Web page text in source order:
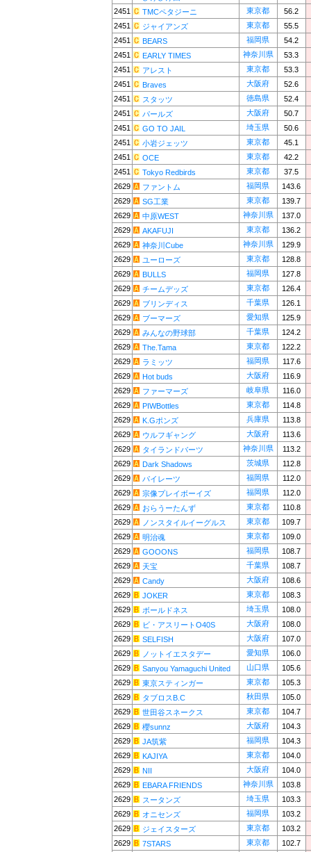
2451
TMCペタジーニ 東京都
56.2
2451
ジャイアンズ 東京都
55.5
2451
BEARS 福岡県
54.2
2451
EARLY TIMES 神奈川県
53.3
2451
アレスト 東京都
53.3
2451
Braves 大阪府
52.6
2451
スタッツ 徳島県
52.4
2451
パールズ 大阪府
50.7
2451
GO TO JAIL 埼玉県
50.6
2451
小岩ジェッツ 東京都
45.1
2451
OCE 東京都
42.2
2451
Tokyo Redbirds 東京都
37.5
2629
ファントム 福岡県
143.6
2629
SG工業 東京都
139.7
2629
中原WEST 神奈川県
137.0
2629
AKAFUJI 東京都
136.2
2629
神奈川Cube 神奈川県
129.9
2629
ユーローズ 東京都
128.8
2629
BULLS 福岡県
127.8
2629
チームデッズ 東京都
126.4
2629
ブリンディス 千葉県
126.1
2629
ブーマーズ 愛知県
125.9
2629
みんなの野球部 千葉県
124.2
2629
The.Tama 東京都
122.2
2629
ラミッツ 福岡県
117.6
2629
Hot buds 大阪府
116.9
2629
ファーマーズ 岐阜県
116.0
2629
PIWBottles 東京都
114.8
2629
K.Gポンズ 兵庫県
113.8
2629
ウルフギャング 大阪府
113.6
2629
タイランドバーツ 神奈川県
113.2
2629
Dark Shadows 茨城県
112.8
2629
パイレーツ 福岡県
112.0
2629
宗像プレイボーイズ 福岡県
112.0
2629
おらうーたんず 東京都
110.8
2629
ノンスタイルイーグルス 東京都
109.7
2629
明治魂 東京都
109.0
2629
GOOONS 福岡県
108.7
2629
天宝 千葉県
108.7
2629
Candy 大阪府
108.6
2629
JOKER 東京都
108.3
2629
ボールドネス 埼玉県
108.0
2629
ビ・アスリートO40S 大阪府
108.0
2629
SELFISH 大阪府
107.0
2629
ノットイエスタデー 愛知県
106.0
2629
Sanyou Yamaguchi United 山口県
105.6
2629
東京スティンガー 東京都
105.3
2629
タブロスB.C 秋田県
105.0
2629
世田谷スネークス 東京都
104.7
2629
櫻sunnz 大阪府
104.3
2629
JA筑紫 福岡県
104.3
2629
KAJIYA 東京都
104.0
2629
NII 大阪府
104.0
2629
EBARA FRIENDS 神奈川県
103.8
2629
スータンズ 埼玉県
103.3
2629
オニセンズ 福岡県
103.2
2629
ジェイスターズ 東京都
103.2
2629
7STARS 東京都
102.7